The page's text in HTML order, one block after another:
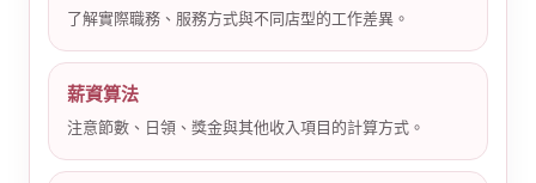
了解實際職務、服務方式與不同店型的工作差異。
薪資算法
注意節數、日領、獎金與其他收入項目的計算方式。